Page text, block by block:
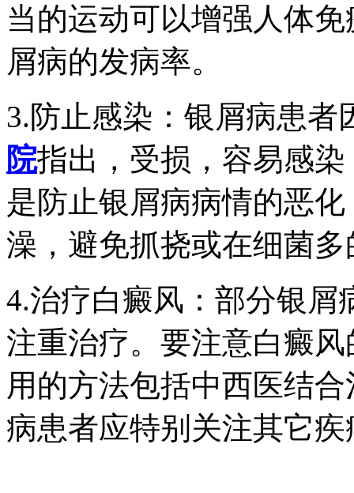
当的运动可以增强人体
屑病的发病率。
3.防止感染：银屑病患者
院指出，受损，容易感
是防止银屑病病情的恶
澡，避免抓挠或在细菌
4.治疗白癜风：部分银屑
注重治疗。要注意白癜
用的方法包括中西医结
病患者应特别关注其它